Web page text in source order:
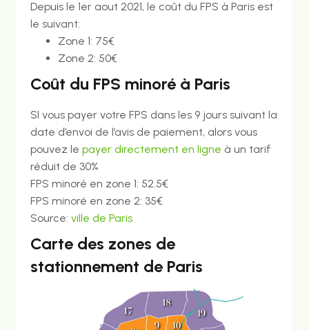
Depuis le 1er aout 2021, le coût du FPS à Paris est
le suivant:
Zone 1: 75€
Zone 2: 50€
Coût du FPS minoré à Paris
SI vous payer votre FPS dans les 9 jours suivant la
date d’envoi de l’avis de paiement, alors vous
pouvez le payer directement en ligne à un tarif
réduit de 30%
FPS minoré en zone 1: 52.5€
FPS minoré en zone 2: 35€
Source: ville de Paris
Carte des zones de
stationnement de Paris